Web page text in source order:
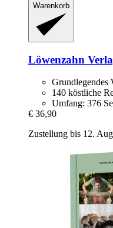
Warenkorb
Löwenzahn
Grundlegendes
140 köstliche
Umfang: 376
€ 36,90
Zustellung bis 12.